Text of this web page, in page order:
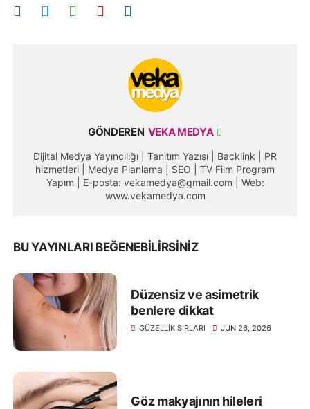
GÖNDEREN VEKA MEDYA
Dijital Medya Yayıncılığı | Tanıtım Yazısı | Backlink | PR
hizmetleri | Medya Planlama | SEO | TV Film Program
Yapım | E-posta: vekamedya@gmail.com | Web:
www.vekamedya.com
BU YAYINLARI BEĞENEBILIRSINIZ
Düzensiz ve asimetrik
benlere dikkat
GÜZELLIK SIRLARI JUN 26, 2026
Göz makyajının hileleri